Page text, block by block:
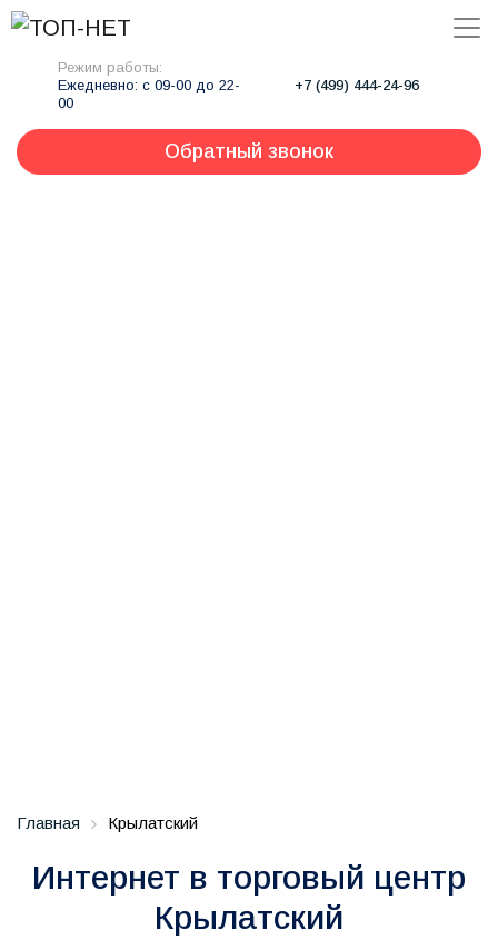
Режим работы:
Ежедневно: с 09-00 до 22-
00
+7 (499) 444-24-96
Обратный звонок
Главная Крылатский
Интернет в торговый центр
Крылатский